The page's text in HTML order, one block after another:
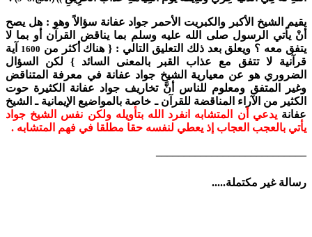
يقيم الشيخ الأكبر والكبريت الأحمر جواد عفانة سؤالاً وهو : هل يصح
أنْ يأتي الرسول صلى الله عليه وسلم بما يناقض القرآن أو بما لا
يتفق معه ؟ ويعلق بعد ذلك التعليق التالي : { هناك أكثر من 1600
آية
قرآنية لا تتفق مع عذاب القبر بالمعنى السائد } لكن السؤال
الضروري هو عن معيارية الشيخ جواد عفانة في معرفة المتناقض
وغير المتفق ومعلوم للناس أنَّ تخاريف جواد عفانة الكثيرة حوت
الكثير من الآراء المناقضة للقرآن ـ خاصة بالمواضيع الإيمانية ـ الشيخ
عفانة يدعي أن المتشابه انفرد الله بتأويله ولكن نفس الشيخ جواد
يأتي بالعجب العجاب إذ يعطي لنفسه حقا مطلقا في فهم المتشابه .
رسالة غير مكتملة.....